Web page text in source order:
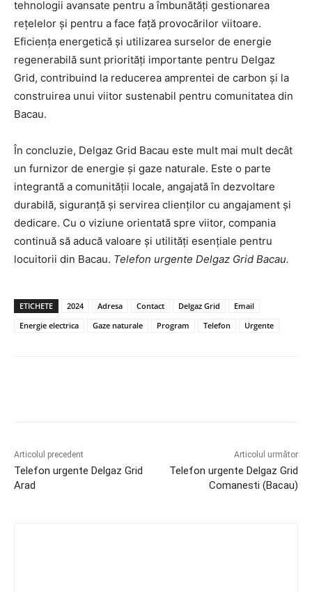
tehnologii avansate pentru a îmbunătăți gestionarea
rețelelor și pentru a face față provocărilor viitoare.
Eficiența energetică și utilizarea surselor de energie
regenerabilă sunt priorități importante pentru Delgaz
Grid, contribuind la reducerea amprentei de carbon și la
construirea unui viitor sustenabil pentru comunitatea din
Bacau.
În concluzie, Delgaz Grid Bacau este mult mai mult decât
un furnizor de energie și gaze naturale. Este o parte
integrantă a comunității locale, angajată în dezvoltare
durabilă, siguranță și servirea clienților cu angajament și
dedicare. Cu o viziune orientată spre viitor, compania
continuă să aducă valoare și utilități esențiale pentru
locuitorii din Bacau. Telefon urgente Delgaz Grid Bacau.
ETICHETE 2024 Adresa Contact Delgaz Grid
Email
Energie electrica
Gaze naturale Program Telefon Urgente
Articolul precedent
Telefon urgente Delgaz Grid
Arad
Articolul următor
Telefon urgente Delgaz Grid
Comanesti (Bacau)